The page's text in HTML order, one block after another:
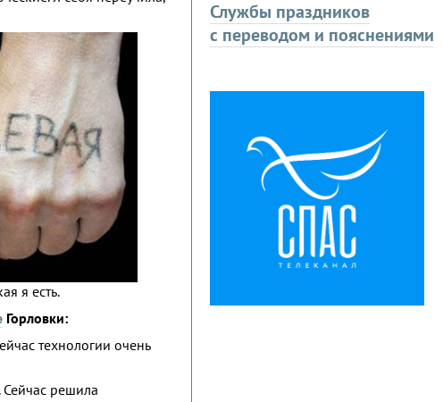
я есть.
Горловки:
технологии очень
решила
Службы праздников
с переводом и пояснениями